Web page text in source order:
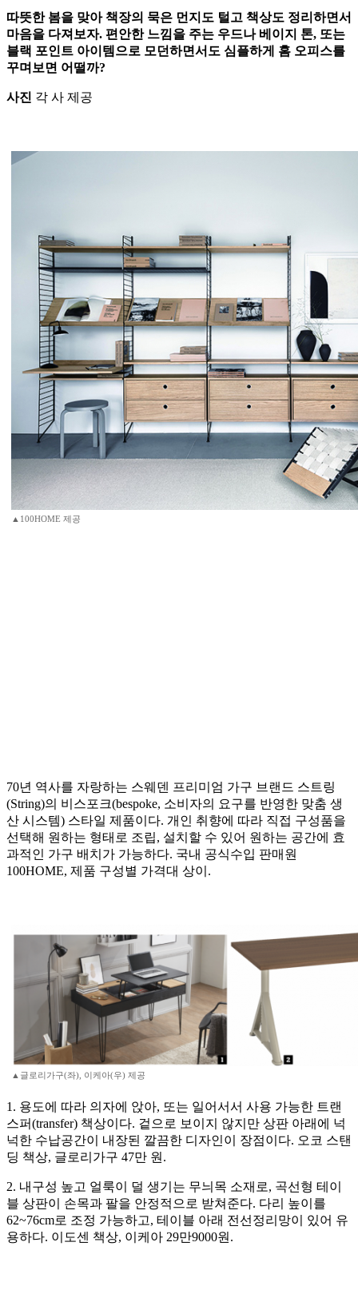
따뜻한 봄을 맞아 책장의 묵은 먼지도 털고 책상도 정리하면서
마음을 다져보자. 편안한 느낌을 주는 우드나 베이지 톤, 또는
블랙 포인트 아이템으로 모던하면서도 심플하게 홈 오피스를
꾸며보면 어떨까?
사진 각 사 제공
▲100HOME 제공
70년 역사를 자랑하는 스웨덴 프리미엄 가구 브랜드 스트링
(String)의 비스포크(bespoke, 소비자의 요구를 반영한 맞춤 생
산 시스템) 스타일 제품이다. 개인 취향에 따라 직접 구성품을
선택해 원하는 형태로 조립, 설치할 수 있어 원하는 공간에 효
과적인 가구 배치가 가능하다. 국내 공식수입 판매원
100HOME, 제품 구성별 가격대 상이.
▲글로리가구(좌), 이케아(우) 제공
1. 용도에 따라 의자에 앉아, 또는 일어서서 사용 가능한 트랜
스퍼(transfer) 책상이다. 겉으로 보이지 않지만 상판 아래에 넉
넉한 수납공간이 내장된 깔끔한 디자인이 장점이다. 오코 스탠
딩 책상, 글로리가구 47만 원.
2. 내구성 높고 얼룩이 덜 생기는 무늬목 소재로, 곡선형 테이
블 상판이 손목과 팔을 안정적으로 받쳐준다. 다리 높이를
62~76cm로 조정 가능하고, 테이블 아래 전선정리망이 있어 유
용하다. 이도센 책상, 이케아 29만9000원.